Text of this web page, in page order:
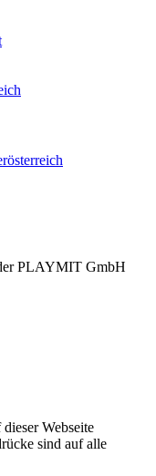
PLAYMIT GmbH
Webseite
sind auf alle